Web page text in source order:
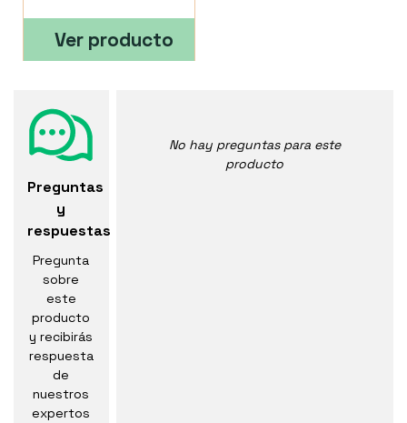
Ver producto
Preguntas
y
respuestas
Pregunta
sobre
este
producto
y recibirás
respuesta
de
nuestros
expertos
No hay preguntas para este
producto